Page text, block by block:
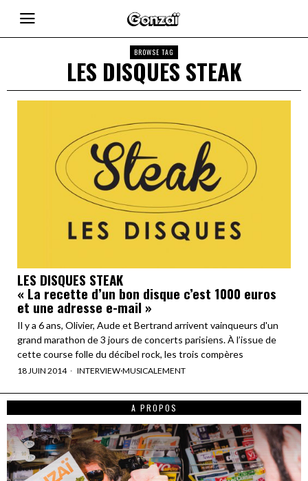
BROWSE TAG
LES DISQUES STEAK
LES DISQUES STEAK
« La recette d’un bon disque c’est 1000 euros
et une adresse e-mail »
Il y a 6 ans, Olivier, Aude et Bertrand arrivent vainqueurs d'un
grand marathon de 3 jours de concerts parisiens. À l’issue de
cette course folle du décibel rock, les trois compères
18 JUIN 2014 INTERVIEW·MUSICALEMENT
A PROPOS